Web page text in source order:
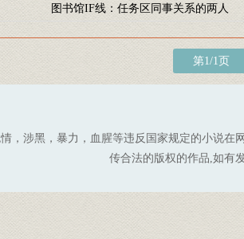
图书馆IF线：任务区同事关系的两人
第1/1页
，涉黑，暴力，血腥等违反国家规定的小说
传合法的版权的作品,如有